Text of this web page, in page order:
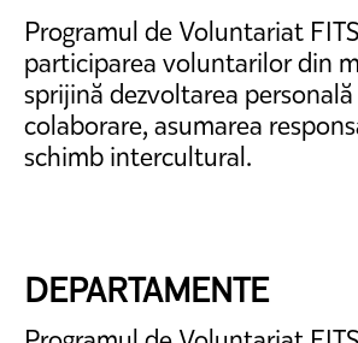
Programul de Voluntariat
participarea voluntarilor din
sprijină dezvoltarea
colaborare, asumarea
schimb intercultural.
DEPARTAMENTE